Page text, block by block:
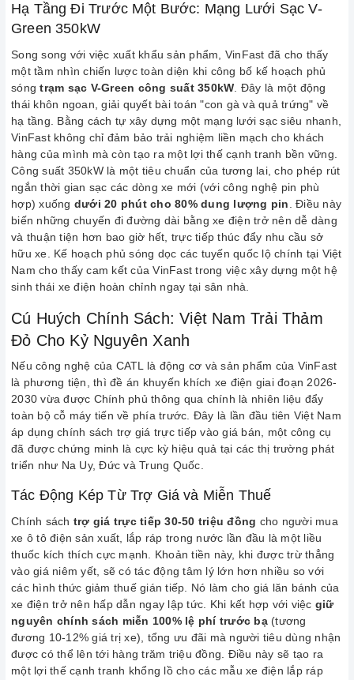
Hạ Tầng Đi Trước Một Bước: Mạng Lưới Sạc V-
Green 350kW
Song song với việc xuất khẩu sản phẩm, VinFast đã cho thấy
một tầm nhìn chiến lược toàn diện khi công bố kế hoạch phủ
sóngtrạm sạc V-Green công suất 350kW . Đây là một động
thái khôn ngoan, giải quyết bài toán "con gà và quả trứng" về
hạ tầng. Bằng cách tự xây dựng một mạng lưới sạc siêu nhanh,
VinFast không chỉ đảm bảo trải nghiệm liền mạch cho khách
hàng của mình mà còn tạo ra một lợi thế cạnh tranh bền vững.
Công suất 350kW là một tiêu chuẩn của tương lai, cho phép rút
ngắn thời gian sạc các dòng xe mới (với công nghệ pin phù
hợp) xuống dưới 20 phút cho 80% dung lượng pin . Điều này
biến những chuyến đi đường dài bằng xe điện trở nên dễ dàng
và thuận tiện hơn bao giờ hết, trực tiếp thúc đẩy nhu cầu sở
hữu xe. Kế hoạch phủ sóng dọc các tuyến quốc lộ chính tại Việt
Nam cho thấy cam kết của VinFast trong việc xây dựng một hệ
sinh thái xe điện hoàn chỉnh ngay tại sân nhà.
Cú Huých Chính Sách: Việt Nam Trải Thảm
Đỏ Cho Kỷ Nguyên Xanh
Nếu công nghệ của CATL là động cơ và sản phẩm của VinFast
là phương tiện, thì đề án khuyến khích xe điện giai đoạn 2026-
2030 vừa được Chính phủ thông qua chính là nhiên liệu đẩy
toàn bộ cỗ máy tiến về phía trước. Đây là lần đầu tiên Việt Nam
áp dụng chính sách trợ giá trực tiếp vào giá bán, một công cụ
đã được chứng minh là cực kỳ hiệu quả tại các thị trường phát
triển như Na Uy, Đức và Trung Quốc.
Tác Động Kép Từ Trợ Giá và Miễn Thuế
Chính sách trợ giá trực tiếp 30-50 triệu đồng cho người mua
xe ô tô điện sản xuất, lắp ráp trong nước lần đầu là một liều
thuốc kích thích cực mạnh. Khoản tiền này, khi được trừ thẳng
vào giá niêm yết, sẽ có tác động tâm lý lớn hơn nhiều so với
các hình thức giảm thuế gián tiếp. Nó làm cho giá lăn bánh của
xe điện trở nên hấp dẫn ngay lập tức. Khi kết hợp với việc giữ
nguyên chính sách miễn 100% lệ phí trước bạ(tương
đương 10-12% giá trị xe), tổng ưu đãi mà người tiêu dùng nhận
được có thể lên tới hàng trăm triệu đồng. Điều này sẽ tạo ra
một lợi thế cạnh tranh khổng lồ cho các mẫu xe điện lắp ráp